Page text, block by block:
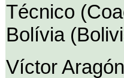
Técnico
Bolívia
Víctor